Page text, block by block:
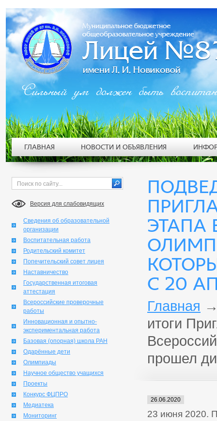
Версия для слабовидящих
Сведения об образовательной
организации
Воспитательная работа
Родительский комитет
Попечительский совет лицея
Наставничество
Государственная итоговая
аттестация
Всероссийские проверочные
работы
Инновационная и опытно-
экспериментальная работа
Базовая (опорная) школа РАН
Одарённые дети
Олимпиады
Научное общество учащихся
Проекты
Конкурс ФЦПРО
Медиатека
Мониторинг
ЭТАПА
С 20
Главная
итоги
прошел
26.06.2020
23 июня 2020.
Сильный ум должен быть
ГЛАВНАЯ НОВОСТИ И ОБЪЯВЛЕНИЯ